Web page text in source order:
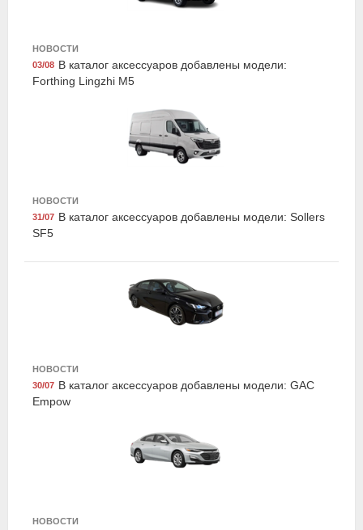
Exist E77290LCR
Жидкость охлаждающая "Antifreeze G12+", красная,
5кг., Exist
Мягкая игрушка, Hyundai/Kia
НОВОСТИ
03/08 В каталог аксессуаров добавлены модели:
Forthing Lingzhi M5
НОВОСТИ
31/07 В каталог аксессуаров добавлены модели: Sollers
SF5
НОВОСТИ
30/07 В каталог аксессуаров добавлены модели: GAC
Empow
НОВОСТИ